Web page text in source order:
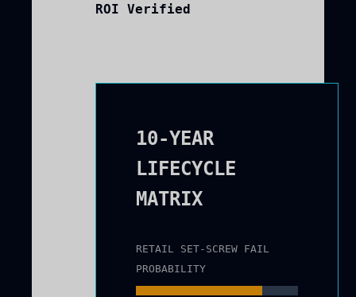
ROI Verified
10-YEAR
LIFECYCLE
MATRIX
RETAIL SET-SCREW FAIL
PROBABILITY